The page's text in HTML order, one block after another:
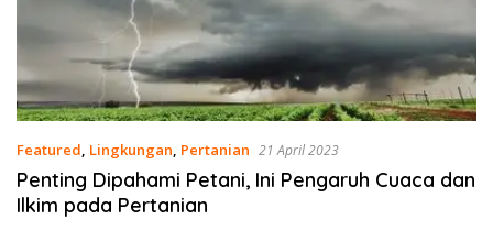
Featured, Lingkungan, Pertanian 21 April 2023
Penting Dipahami Petani, Ini Pengaruh Cuaca dan
Ilkim pada Pertanian